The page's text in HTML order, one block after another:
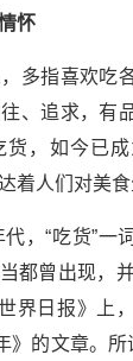
怀
多指喜欢吃
、追求，有
货，如今已
着人们对美食
，“吃货”一
都曾出现，
界日报》上
》的文章。所